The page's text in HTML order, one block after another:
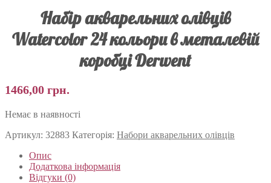
Набір акварельних олівців
Watercolor 24 кольори в металевій
коробці Derwent
1466,00 грн.
Немає в наявності
Артикул: 32883 Категорія: Набори акварельних олівців
Опис
Додаткова інформація
Відгуки (0)